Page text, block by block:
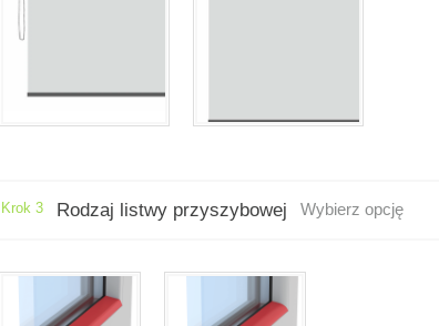
Krok 3 Rodzaj listwy przyszybowej Wybierz opcję